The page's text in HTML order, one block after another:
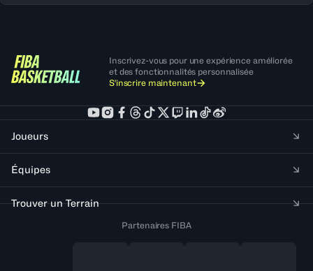
Inscrivez-vous pour une expérience améliorée
et des fonctionnalités personnalisée
S'inscrire maintenant
Joueurs
Équipes
Trouver un Terrain
Partenaires FIBA